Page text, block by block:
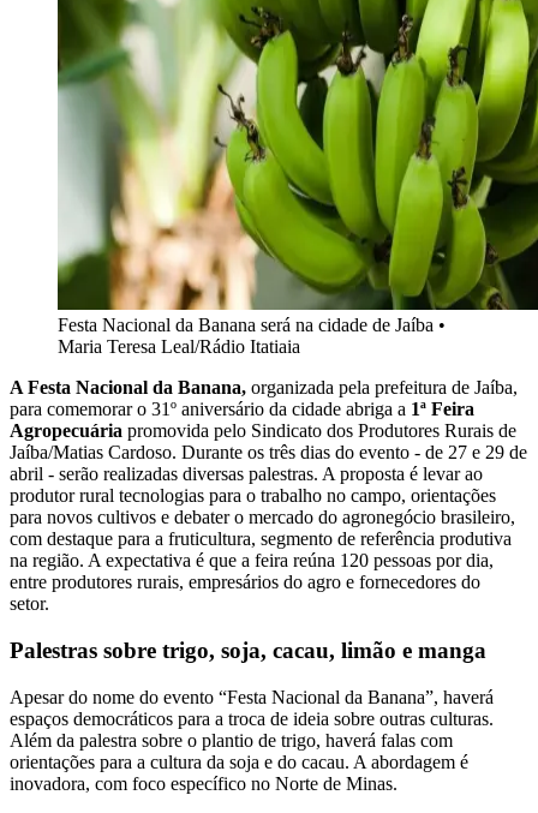
Festa Nacional da Banana será na cidade de Jaíba •
Maria Teresa Leal/Rádio Itatiaia
A Festa Nacional da Banana, organizada pela prefeitura de Jaíba,
para comemorar o 31º aniversário da cidade abriga a 1ª Feira
Agropecuária promovida pelo Sindicato dos Produtores Rurais de
Jaíba/Matias Cardoso. Durante os três dias do evento - de 27 e 29 de
abril - serão realizadas diversas palestras. A proposta é levar ao
produtor rural tecnologias para o trabalho no campo, orientações
para novos cultivos e debater o mercado do agronegócio brasileiro,
com destaque para a fruticultura, segmento de referência produtiva
na região. A expectativa é que a feira reúna 120 pessoas por dia,
entre produtores rurais, empresários do agro e fornecedores do
setor.
Palestras sobre trigo, soja, cacau, limão e manga
Apesar do nome do evento “Festa Nacional da Banana”, haverá
espaços democráticos para a troca de ideia sobre outras culturas.
Além da palestra sobre o plantio de trigo, haverá falas com
orientações para a cultura da soja e do cacau. A abordagem é
inovadora, com foco específico no Norte de Minas.